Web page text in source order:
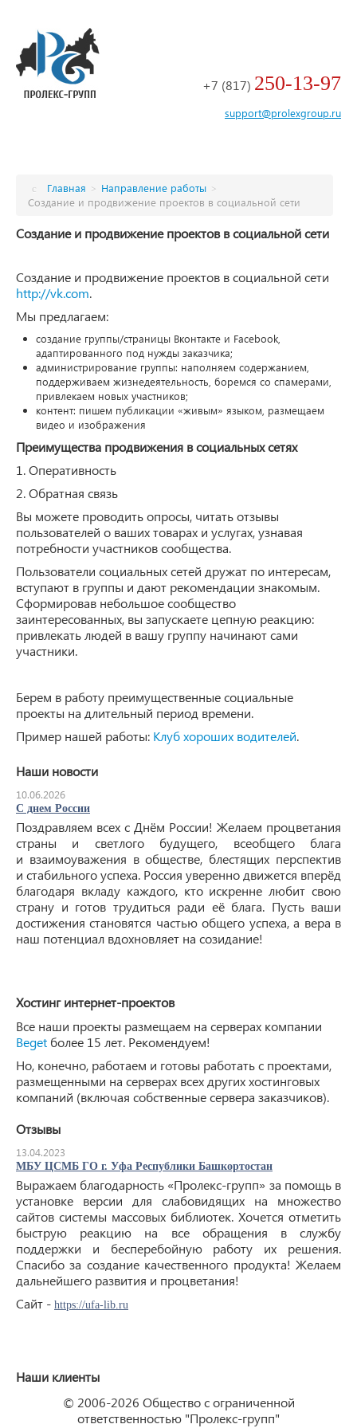
+7 (817) 250-13-97
support@prolexgroup.ru
Главная > Направление работы >
Создание и продвижение проектов в социальной сети
Создание и продвижение проектов в социальной сети
Создание и продвижение проектов в социальной сети
http://vk.com.
Мы предлагаем:
создание группы/страницы Вконтакте и Facebook,
адаптированного под нужды заказчика;
администрирование группы: наполняем содержанием,
поддерживаем жизнедеятельность, боремся со спамерами,
привлекаем новых участников;
контент: пишем публикации «живым» языком, размещаем
видео и изображения
Преимущества продвижения в социальных сетях
1. Оперативность
2. Обратная связь
Вы можете проводить опросы, читать отзывы
пользователей о ваших товарах и услугах, узнавая
потребности участников сообщества.
Пользователи социальных сетей дружат по интересам,
вступают в группы и дают рекомендации знакомым.
Сформировав небольшое сообщество
заинтересованных, вы запускаете цепную реакцию:
привлекать людей в вашу группу начинают сами
участники.
Берем в работу преимущественные социальные
проекты на длительный период времени.
Пример нашей работы: Клуб хороших водителей.
Наши новости
10.06.2026
С днем России
Поздравляем всех с Днём России! Желаем процветания
страны и светлого будущего, всеобщего блага
и взаимоуважения в обществе, блестящих перспектив
и стабильного успеха. Россия уверенно движется вперёд
благодаря вкладу каждого, кто искренне любит свою
страну и готов трудиться ради её блага. Пусть ваши
достижения становятся частью общего успеха, а вера в
наш потенциал вдохновляет на созидание!
Хостинг интернет-проектов
Все наши проекты размещаем на серверах компании
Beget более 15 лет. Рекомендуем!
Но, конечно, работаем и готовы работать с проектами,
размещенными на серверах всех других хостинговых
компаний (включая собственные сервера заказчиков).
Отзывы
13.04.2023
МБУ ЦСМБ ГО г. Уфа Республики Башкортостан
Выражаем благодарность «Пролекс-групп» за помощь в
установке версии для слабовидящих на множество
сайтов системы массовых библиотек. Хочется отметить
быструю реакцию на все обращения в службу
поддержки и бесперебойную работу их решения.
Спасибо за создание качественного продукта! Желаем
дальнейшего развития и процветания!
Сайт - https://ufa-lib.ru
Наши клиенты
© 2006-2026 Общество с ограниченной
ответственностью "Пролекс-групп"